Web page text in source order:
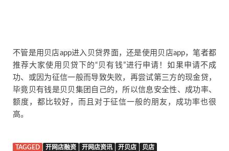
不管是用贝店app进入贝贷界面，还是使用贝店app，笔者都
推荐大家使用贝贷下的“贝有钱”进行申请！如果申请不成
功、或因为征信一般而导致失败，再尝试第三方的现金贷，
毕竟贝有钱是贝贝集团自己的，所以信息安全性、成功率、
额度，都比较好，而且对于征信一般的朋友，成功率也很
高。
TAGGED 开网店融资 开网店资讯 开贝店 贝店